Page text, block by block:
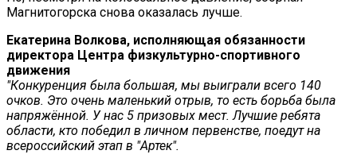
Магнитогорска снова оказалась лучше.
Екатерина Волкова, исполняющая обязанности
директора Центра физкультурно-спортивного
движения
"Конкуренция была большая, мы выиграли всего 140
очков. Это очень маленький отрыв, то есть борьба была
напряжённой. У нас 5 призовых мест. Лучшие ребята
области, кто победил в личном первенстве, поедут на
всероссийский этап в "Артек".